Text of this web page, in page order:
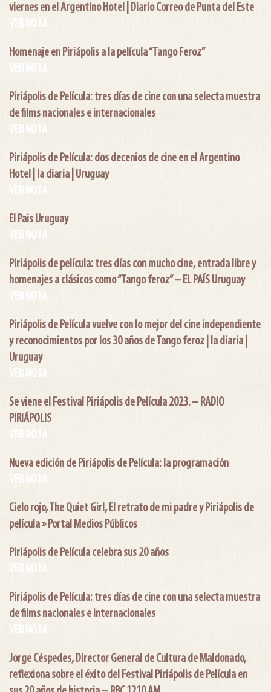
viernes en el Argentino Hotel | Diario Correo de Punta del Este
VER NOTA
Homenaje en Piriápolis a la película “Tango Feroz”
VER NOTA
Piriápolis de Película: tres días de cine con una selecta muestra
de films nacionales e internacionales
VER NOTA
Piriápolis de Película: dos decenios de cine en el Argentino
Hotel | la diaria | Uruguay
VER NOTA
El Pais Uruguay
VER NOTA
Piriápolis de película: tres días con mucho cine, entrada libre y
homenajes a clásicos como “Tango feroz” – EL PAÍS Uruguay
VER NOTA
Piriápolis de Película vuelve con lo mejor del cine independiente
y reconocimientos por los 30 años de Tango feroz | la diaria |
Uruguay
VER NOTA
Se viene el Festival Piriápolis de Película 2023. – RADIO
PIRIÁPOLIS
VER NOTA
Nueva edición de Piriápolis de Película: la programación
VER NOTA
Cielo rojo, The Quiet Girl, El retrato de mi padre y Piriápolis de
película » Portal Medios Públicos
Piriápolis de Película celebra sus 20 años
VER NOTA
Piriápolis de Película: tres días de cine con una selecta muestra
de films nacionales e internacionales
VER NOTA
Jorge Céspedes, Director General de Cultura de Maldonado,
reflexiona sobre el éxito del Festival Piriápolis de Película en